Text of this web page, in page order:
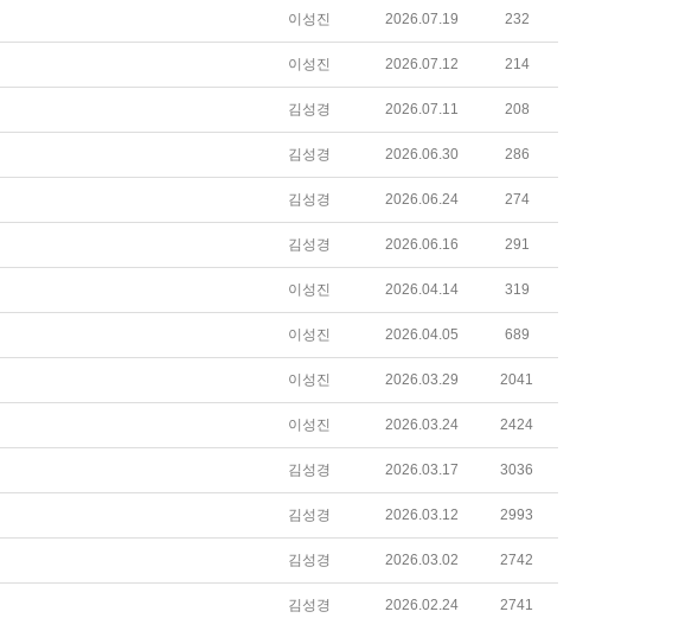
이성진 2026.07.19 232
이성진 2026.07.12 214
김성경 2026.07.11 208
김성경 2026.06.30 286
김성경 2026.06.24 274
김성경 2026.06.16 291
이성진 2026.04.14 319
이성진 2026.04.05 689
이성진 2026.03.29 2041
이성진 2026.03.24 2424
김성경 2026.03.17 3036
김성경 2026.03.12 2993
김성경 2026.03.02 2742
김성경 2026.02.24 2741